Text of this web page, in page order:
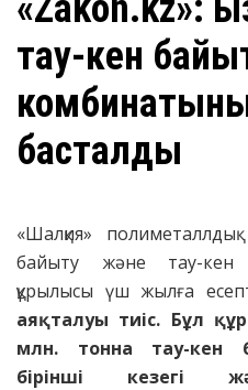
тау-кен
басталды
«Шалқия»
байыту және тау-кен
құрылысы үш жылға
аяқталуы тиіс. Бұл
млн. тонна тау-кен
бірінші кезегі